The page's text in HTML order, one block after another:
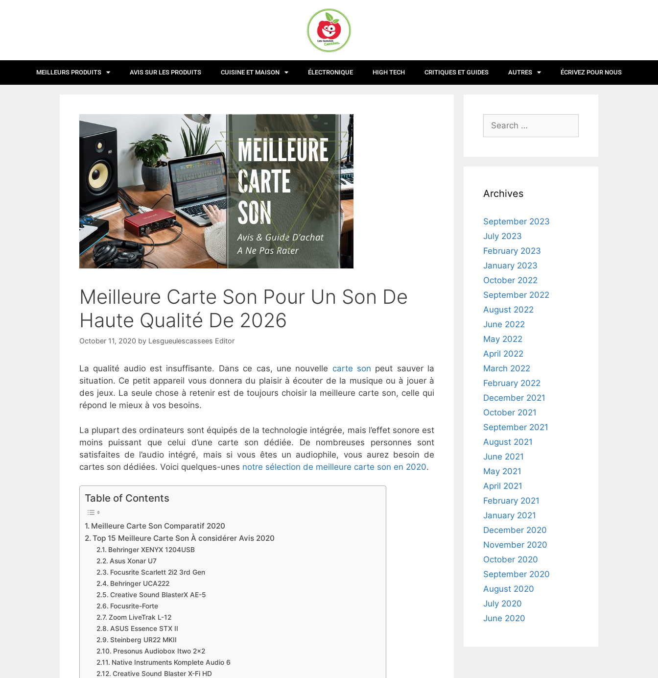
MEILLEURS PRODUITS AVIS SUR LES PRODUITS CUISINE ET MAISON ÉLECTRONIQUE HIGH TECH CRITIQUES ET GUIDES AUTRES ÉCRIVEZ POUR NOUS
Meilleure Carte Son Pour Un Son De
Haute Qualité De 2026
October 11, 2020 by Lesgueulescassees Editor
La qualité audio est insuffisante. Dans ce cas, une nouvelle carte son peut sauver la
situation. Ce petit appareil vous donnera du plaisir à écouter de la musique ou à jouer à
des jeux. La seule chose à retenir est de toujours choisir la meilleure carte son, celle qui
répond le mieux à vos besoins.
La plupart des ordinateurs sont équipés de la technologie intégrée, mais l’effet sonore est
moins puissant que celui d’une carte son dédiée. De nombreuses personnes sont
satisfaites de l’audio intégré, mais si vous êtes un audiophile, vous aurez besoin de
cartes son dédiées. Voici quelques-unes notre sélection de meilleure carte son en 2020.
Table of Contents
Meilleure Carte Son Comparatif 2020
Top 15 Meilleure Carte Son À considérer Avis 2020
​Behringer XENYX 1204USB
​Asus Xonar U7
​Focusrite Scarlett 2i2 3rd Gen
​Behringer UCA222
​Creative Sound BlasterX AE-5
​Focusrite-Forte
​Zoom LiveTrak L-12
​ASUS Essence STX II
​Steinberg UR22 MKII
​Presonus Audiobox Itwo 2×2
​Native Instruments Komplete Audio 6
​Creative Sound Blaster X-Fi HD
Archives
September 2023
July 2023
February 2023
January 2023
October 2022
September 2022
August 2022
June 2022
May 2022
April 2022
March 2022
February 2022
December 2021
October 2021
September 2021
August 2021
June 2021
May 2021
April 2021
February 2021
January 2021
December 2020
November 2020
October 2020
September 2020
August 2020
July 2020
June 2020